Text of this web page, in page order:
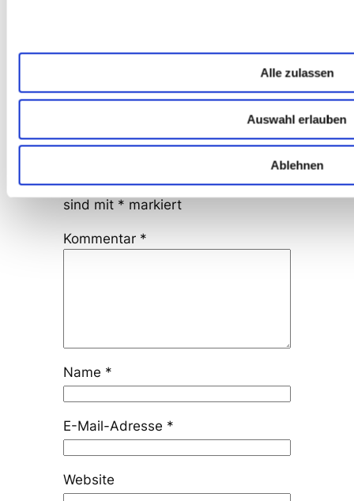
Alle zulassen
Auswahl erlauben
Ablehnen
Antworten
Schreibe einen
veröffentlicht. Erforderliche Felder
sind mit * markiert
Kommentar *
Name *
E-Mail-Adresse *
Website